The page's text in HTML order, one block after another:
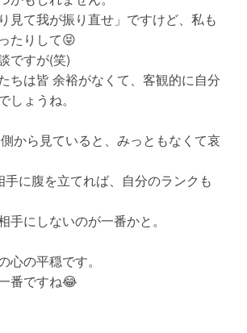
見て我が振り直せ」ですけど、私も
たりして😝
ですが(笑)
ちは皆 余裕がなくて、客観的に自分
しょうね。
から見ていると、みっともなくて哀
手に腹を立てれば、自分のランクも
手にしないのが一番かと。
心の平穏です。
番ですね😂